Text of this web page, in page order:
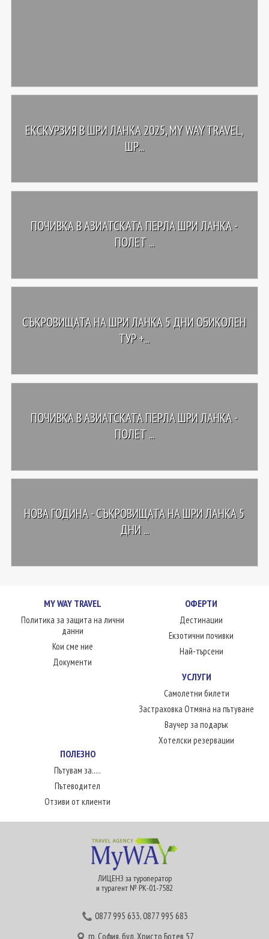
ЕКСКУРЗИЯ В ШРИ ЛАНКА 2025, MY WAY TRAVEL,
ШР...
ПОЧИВКА В АЗИАТСКАТА ПЕРЛА ШРИ ЛАНКА -
ПОЛЕТ ...
СЪКРОВИЩАТА НА ШРИ ЛАНКА 5 ДНИ ОБИКОЛЕН
ТУР +...
ПОЧИВКА В АЗИАТСКАТА ПЕРЛА ШРИ ЛАНКА -
ПОЛЕТ ...
НОВА ГОДИНА - СЪКРОВИЩАТА НА ШРИ ЛАНКА 5
ДНИ ...
MY WAY TRAVEL
Политика за защита на лични
данни
Кои сме ние
Документи
ОФЕРТИ
Дестинации
Екзотични почивки
Най-търсени
УСЛУГИ
Самолетни билети
Застраховка Отмяна на пътуване
Ваучер за подарък
Хотелски резервации
ПОЛЕЗНО
Пътувам за.....
Пътеводител
Отзиви от клиенти
ЛИЦЕНЗ за туроператор
и турагент № РК-01-7582
0877 995 633,0877 995 683
гр. София, бул. Христо Ботев 57